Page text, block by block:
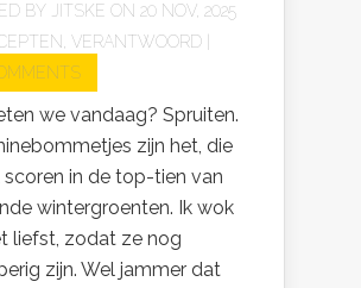
BY JITSKE ON 20 NOV, 2025
, VERANTWOORD
we vandaag? Spruiten.
zijn het, die
in de top-tien van
wintergroenten. Ik wok
liefst, zodat ze nog
zijn. Wel jammer dat